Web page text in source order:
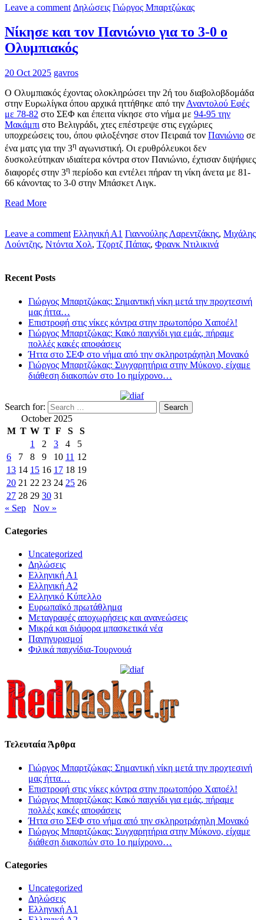
Leave a comment Δηλώσεις Γιώργος Μπαρτζώκας
Νίκησε και τον Πανιώνιο για το 3-0 ο
Ολυμπιακός
20 Oct 2025 gavros
Ο Ολυμπιακός έχοντας ολοκληρώσει την 2ή του διαβολοβδομάδα
στην Ευρωλίγκα όπου αρχικά ηττήθηκε από την Αναντολού Εφές
με 78-82 στο ΣΕΦ και έπειτα νίκησε στο νήμα με 94-95 την
Μακάμπι στο Βελιγράδι, χτες επέστρεψε στις εγχώριες
υποχρεώσεις του, όπου φιλοξένησε στον Πειραιά τον Πανιώνιο σε
ένα ματς για την 3η αγωνιστική. Οι ερυθρόλευκοι δεν
δυσκολεύτηκαν ιδιαίτερα κόντρα στον Πανιώνιο, έχτισαν διψήφιες
διαφορές στην 3η περίοδο και εντέλει πήραν τη νίκη άνετα με 81-
66 κάνοντας το 3-0 στην Μπάσκετ Λιγκ.
Read More
Leave a comment Ελληνική Α1 Γιαννούλης Λαρεντζάκης, Μιχάλης
Λούντζης, Ντόντα Χολ, Τζορτζ Πάπας, Φρανκ Ντιλικινά
Recent Posts
Γιώργος Μπαρτζώκας: Σημαντική νίκη μετά την προχτεσινή
μας ήττα…
Επιστροφή στις νίκες κόντρα στην πρωτοπόρο Χαποέλ!
Γιώργος Μπαρτζώκας: Κακό παιχνίδι για εμάς, πήραμε
πολλές κακές αποφάσεις
Ήττα στο ΣΕΦ στο νήμα από την σκληροτράχηλη Μονακό
Γιώργος Μπαρτζώκας: Συγχαρητήρια στην Μύκονο, είχαμε
διάθεση διακοπών στο 1ο ημίχρονο…
Search for:
October 2025
M T W T F S
S
1
2 3 4
5
6
7 8 9 10 11 12
13 14 15 16 17 18 19
20 21 22 23 24 25 26
27 28 29 30 31
« Sep
Nov »
Categories
Uncategorized
Δηλώσεις
Ελληνική Α1
Ελληνική Α2
Ελληνικό Κύπελλο
Ευρωπαϊκό πρωτάθλημα
Μεταγραφές αποχωρήσεις και ανανεώσεις
Μικρά και διάφορα μπασκετικά νέα
Πανηγυρισμοί
Φιλικά παιχνίδια-Τουρνουά
Τελευταία Άρθρα
Γιώργος Μπαρτζώκας: Σημαντική νίκη μετά την προχτεσινή
μας ήττα…
Επιστροφή στις νίκες κόντρα στην πρωτοπόρο Χαποέλ!
Γιώργος Μπαρτζώκας: Κακό παιχνίδι για εμάς, πήραμε
πολλές κακές αποφάσεις
Ήττα στο ΣΕΦ στο νήμα από την σκληροτράχηλη Μονακό
Γιώργος Μπαρτζώκας: Συγχαρητήρια στην Μύκονο, είχαμε
διάθεση διακοπών στο 1ο ημίχρονο…
Categories
Uncategorized
Δηλώσεις
Ελληνική Α1